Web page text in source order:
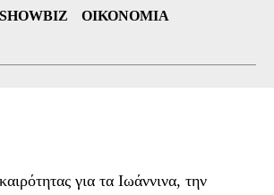
SHOWBIZ
ΟΙΚΟΝΟΜΊΑ
για τα Ιωάννινα, την